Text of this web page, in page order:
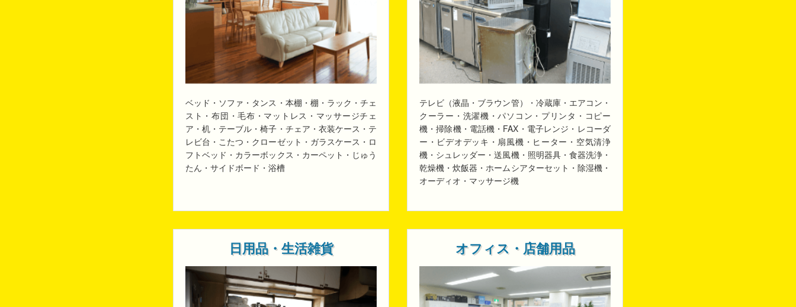
ベッド・ソファ・タンス・本棚・棚・ラック・チェ
スト・布団・毛布・マットレス・マッサージチェ
ア・机・テーブル・椅子・チェア・衣装ケース・テ
レビ台・こたつ・クローゼット・ガラスケース・ロ
フトベッド・カラーボックス・カーペット・じゅう
たん・サイドボード・浴槽
テレビ（液晶・ブラウン管）・冷蔵庫・エアコン・
クーラー・洗濯機・パソコン・プリンタ・コピー
機・掃除機・電話機・FAX・電子レンジ・レコーダ
ー・ビデオデッキ・扇風機・ヒーター・空気清浄
機・シュレッダー・送風機・照明器具・食器洗浄・
乾燥機・炊飯器・ホームシアターセット・除湿機・
オーディオ・マッサージ機
日用品・生活雑貨 オフィス・店舗用品